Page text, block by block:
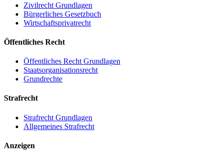
Zivilrecht Grundlagen
Bürgerliches Gesetzbuch
Wirtschaftsprivatrecht
Öffentliches Recht
Öffentliches Recht Grundlagen
Staatsorganisationsrecht
Grundrechte
Strafrecht
Strafrecht Grundlagen
Allgemeines Strafrecht
Anzeigen